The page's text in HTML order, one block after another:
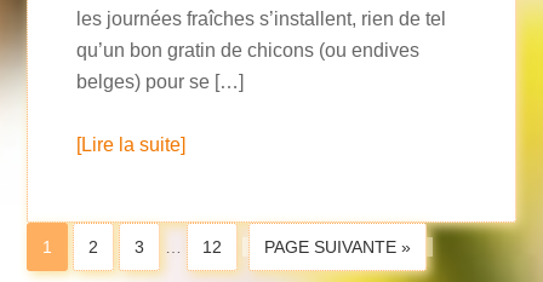
les journées fraîches s’installent, rien de tel
qu’un bon gratin de chicons (ou endives
belges) pour se […]
[Lire la suite]
1 2 3 … 12 PAGE SUIVANTE »